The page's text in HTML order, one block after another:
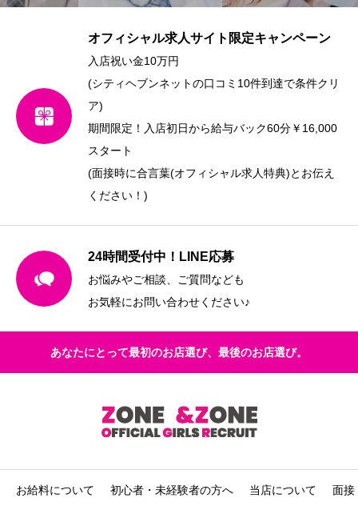
オフィシャル求人サイト限定キャンペーン
入店祝い金10万円
(シティヘブンネットの口コミ10件到達で条件クリ
ア)
期間限定！入店初日から給与バック60分￥16,000
スタート
(面接時に合言葉(オフィシャル求人特典)とお伝え
ください！)
24時間受付中！LINE応募
お悩みやご相談、ご質問なども
お気軽にお問い合わせください♪
あなたにとって最初のお店選び、最後のお店選び。
お給料について 初心者・未経験者の方へ 当店について 面接